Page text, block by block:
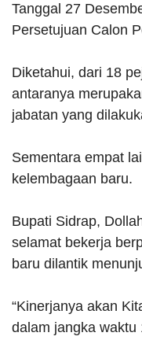
Tanggal 27
Persetujuan Calon
Diketahui, dari 18
antaranya
jabatan yang
Sementara empat
kelembagaan baru.
Bupati Sidrap,
selamat bekerja
baru dilantik
“Kinerjanya akan
dalam jangka waktu